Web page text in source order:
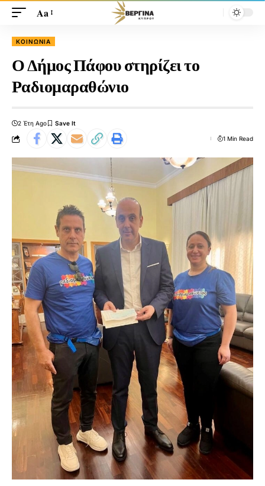
Aa
ΚΟΙΝΩΝΊΑ
Ο Δήμος Πάφου στηρίζει το
Ραδιομαραθώνιο
2 Έτη Ago
1 Min Read